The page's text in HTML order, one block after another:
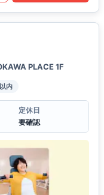
PLACE 1F
内
定休日
要確認